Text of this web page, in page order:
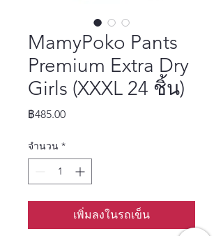
MamyPoko Pants
Premium Extra Dry
Girls (XXXL 24 ชิ้น)
฿485.00ราคา
จำนวน *
เพิ่มลงในรถเข็น